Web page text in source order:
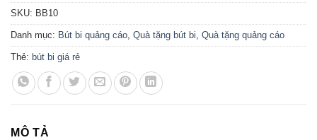
SKU: BB10
Danh mục: Bút bi quảng cáo, Quà tặng bút bi, Quà tặng quảng cáo
Thẻ: bút bi giá rẻ
MÔ TẢ